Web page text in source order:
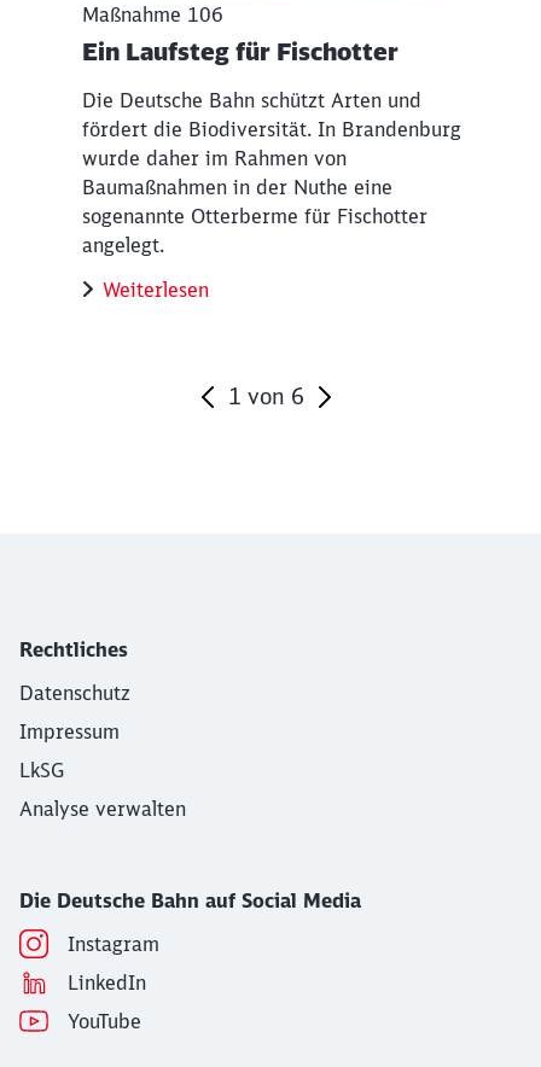
Maßnahme 106
Ein Laufsteg für Fischotter
Die Deutsche Bahn schützt Arten und
fördert die Biodiversität. In Brandenburg
wurde daher im Rahmen von
Baumaßnahmen in der Nuthe eine
sogenannte Otterberme für Fischotter
angelegt.
Weiterlesen
1 von 6
Rechtliches
Datenschutz
Impressum
LkSG
Analyse verwalten
Die Deutsche Bahn auf Social Media
Instagram
LinkedIn
YouTube